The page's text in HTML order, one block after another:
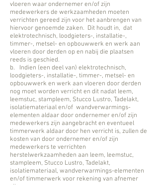
vloeren waar ondernemer en/of zijn
medewerkers de werkzaamheden moeten
verrichten gereed zijn voor het aanbrengen van
hiervoor genoemde zaken. Dit houdt in, dat
elektrotechnisch, loodgieters-, installatie-,
timmer-, metsel- en opbouwwerk en werk aan
vloeren door derden op en nabij die plaatsen
reeds is geschied.
b. Indien (een deel van) elektrotechnisch,
loodgieters-, installatie-, timmer-, metsel- en
opbouwwerk en werk aan vloeren door derden
nog moet worden verricht en dit nadat leem,
leemstuc, stampleem, Stucco Lustro, Tadelakt,
isolatiemateriaal en/of wandverwarmings-
elementen aldaar door ondernemer en/of zijn
medewerkers zijn aangebracht en eventueel
timmerwerk aldaar door hen verricht is, zullen de
kosten van door ondernemer en/of zijn
medewerkers te verrichten
herstelwerkzaamheden aan leem, leemstuc,
stampleem, Stucco Lustro, Tadelakt,
isolatiemateriaal, wandverwarmings-elementen
en/of timmerwerk voor rekening van afnemer